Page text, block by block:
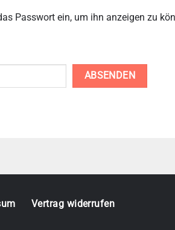
Passwort ein, um ihn anzeigen zu
Vertrag widerrufen